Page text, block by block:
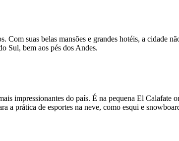
Com suas belas mansões e grandes hotéis, a cidade
Sul, bem aos pés dos Andes.
impressionantes do país. É na pequena El
a prática de esportes na neve, como esqui e